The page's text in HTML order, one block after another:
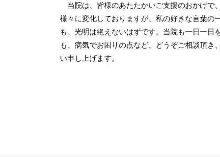
当院は、皆様のあたたかいご支援のおかげで
様々に変化しておりますが、私の好きな言葉の
も、光明は絶えないはずです。当院も一日一
も、病気でお困りの点など、どうぞご相談頂
い申し上げます。